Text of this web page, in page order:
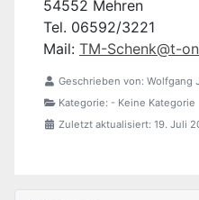
54552 Mehren
Tel. 06592/3221
Mail: TM-Schenk@t-
Geschrieben von: Wolfgang
Kategorie: - Keine Kategorie
Zuletzt aktualisiert: 19. Juli